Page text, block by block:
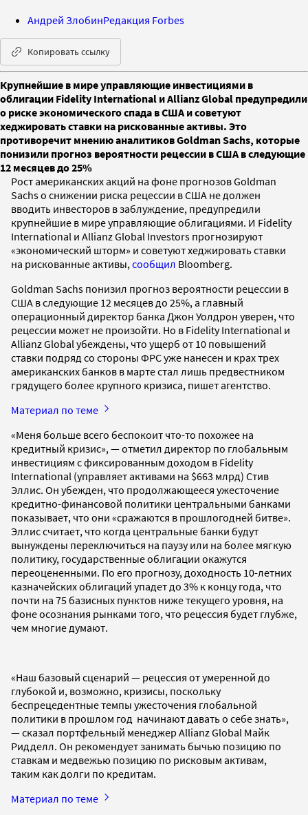
Андрей ЗлобинРедакция Forbes
Копировать ссылку
Крупнейшие в мире управляющие инвестициями в
облигации Fidelity International и Allianz Global предупредили
о риске экономического спада в США и советуют
хеджировать ставки на рискованные активы. Это
противоречит мнению аналитиков Goldman Sachs, которые
понизили прогноз вероятности рецессии в США в следующие
12 месяцев до 25%
Рост американских акций на фоне прогнозов Goldman
Sachs о снижении риска рецессии в США не должен
вводить инвесторов в заблуждение, предупредили
крупнейшие в мире управляющие облигациями. И Fidelity
International и Allianz Global Investors прогнозируют
«экономический шторм» и советуют хеджировать ставки
на рискованные активы, сообщил Bloomberg.
Goldman Sachs понизил прогноз вероятности рецессии в
США в следующие 12 месяцев до 25%, а главный
операционный директор банка Джон Уолдрон уверен, что
рецессии может не произойти. Но в Fidelity International и
Allianz Global убеждены, что ущерб от 10 повышений
ставки подряд со стороны ФРС уже нанесен и крах трех
американских банков в марте стал лишь предвестником
грядущего более крупного кризиса, пишет агентство.
Материал по теме
«Меня больше всего беспокоит что-то похожее на
кредитный кризис», — отметил директор по глобальным
инвестициям с фиксированным доходом в Fidelity
International (управляет активами на $663 млрд) Стив
Эллис. Он убежден, что продолжающееся ужесточение
кредитно-финансовой политики центральными банками
показывает, что они «сражаются в прошлогодней битве».
Эллис считает, что когда центральные банки будут
вынуждены переключиться на паузу или на более мягкую
политику, государственные облигации окажутся
переоцененными. По его прогнозу, доходность 10-летних
казначейских облигаций упадет до 3% к концу года, что
почти на 75 базисных пунктов ниже текущего уровня, на
фоне осознания рынками того, что рецессия будет глубже,
чем многие думают.
«Наш базовый сценарий — рецессия от умеренной до
глубокой и, возможно, кризисы, поскольку
беспрецедентные темпы ужесточения глобальной
политики в прошлом год начинают давать о себе знать»,
— сказал портфельный менеджер Allianz Global Майк
Ридделл. Он рекомендует занимать бычью позицию по
ставкам и медвежью позицию по рисковым активам,
таким как долги по кредитам.
Материал по теме